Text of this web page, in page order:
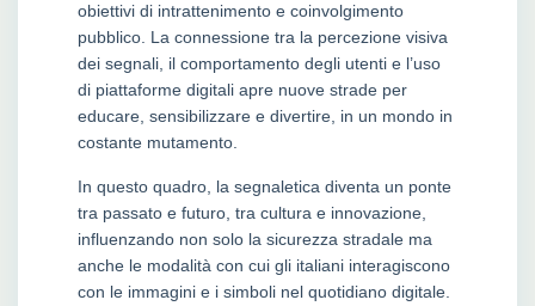
obiettivi di intrattenimento e coinvolgimento
pubblico. La connessione tra la percezione visiva
dei segnali, il comportamento degli utenti e l’uso
di piattaforme digitali apre nuove strade per
educare, sensibilizzare e divertire, in un mondo in
costante mutamento.
In questo quadro, la segnaletica diventa un ponte
tra passato e futuro, tra cultura e innovazione,
influenzando non solo la sicurezza stradale ma
anche le modalità con cui gli italiani interagiscono
con le immagini e i simboli nel quotidiano digitale.